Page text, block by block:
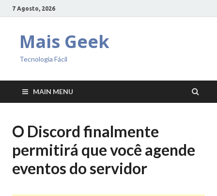
7 Agosto, 2026
Mais Geek
Tecnologia Fácil
MAIN MENU
O Discord finalmente
permitirá que você agende
eventos do servidor